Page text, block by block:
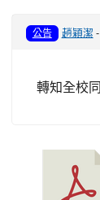
公告 趙穎潔 -
轉知全校